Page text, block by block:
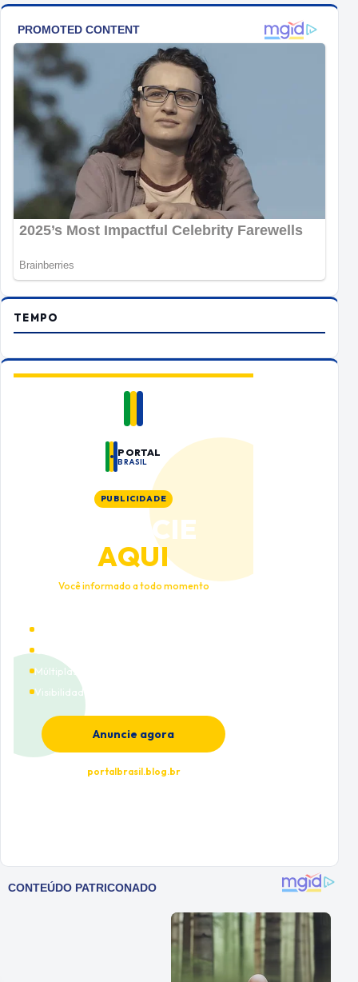
TEMPO
PORTAL
BRASIL
PUBLICIDADE
ANUNCIE
AQUI
Você informado a todo momento
Múltiplas categorias
Visibilidade premium
Anuncie agora
portalbrasil.blog.br